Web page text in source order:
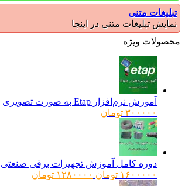
تبلیغات متنی
نمایش تبلیغات متنی در اینجا
محصولات ویژه
آموزش نرم‌افزار Etap به صورت تصویری
۳۰۰۰۰۰ تومان
دوره کامل آموزش تجهیزات برقی صنعتی
۱۶۰۰۰۰۰ تومان قیمت
۱۲۸۰۰۰۰ تومان